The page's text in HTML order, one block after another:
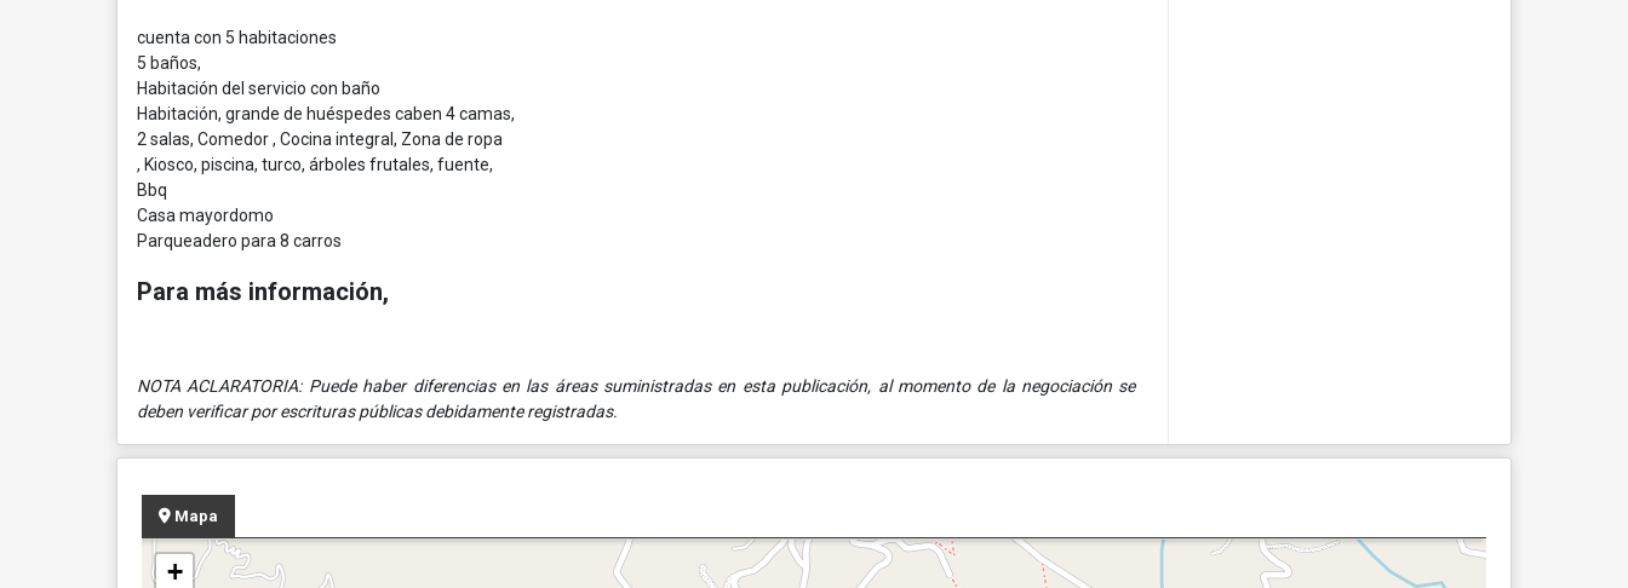
cuenta con 5 habitaciones
5 baños,
Habitación del servicio con baño
Habitación, grande de huéspedes caben 4 camas,
2 salas, Comedor , Cocina integral, Zona de ropa
, Kiosco, piscina, turco, árboles frutales, fuente,
Bbq
Casa mayordomo
Parqueadero para 8 carros
Para más información,
NOTA ACLARATORIA: Puede haber diferencias en las áreas suministradas en esta publicación, al momento de la negociación se
deben verificar por escrituras públicas debidamente registradas.
Mapa
+